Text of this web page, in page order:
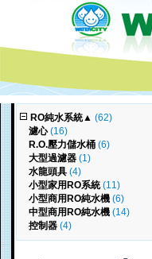
RO純水系統▲ (62)
濾心(16)
R.O.壓力儲水桶 (6)
大型過濾器 (1)
水龍頭具 (4)
小型家用RO系統(11)
小型商用RO純水機 (6)
中型商用RO純水機 (14)
控制器 (4)